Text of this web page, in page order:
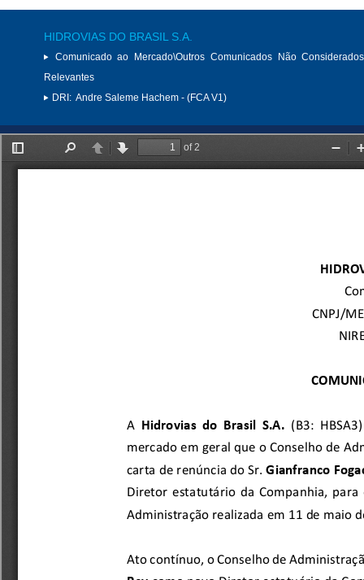
HIDROVIAS DO BRASIL S.A.
Comunicado ao Mercado\Outros Comunicados Não
Relevantes
DRI: Andre Saleme Hachem - (FCA V1)